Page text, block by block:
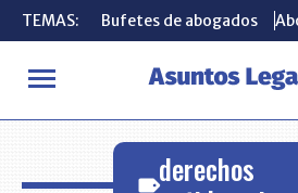
TEMAS: Bufetes de abogados
INICIO derechos antidumping
TEMAS: Bufetes de abogados
derechos